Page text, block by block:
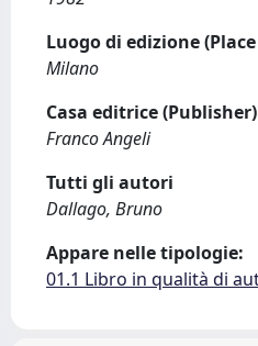
Luogo di edizione
Milano
Casa editrice (Publisher)
Franco Angeli
Tutti gli autori
Dallago, Bruno
Appare nelle tipologie:
01.1 Libro in qualità di